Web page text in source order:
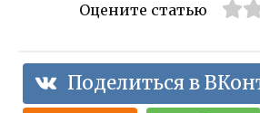
Оцените статью
Поделиться в